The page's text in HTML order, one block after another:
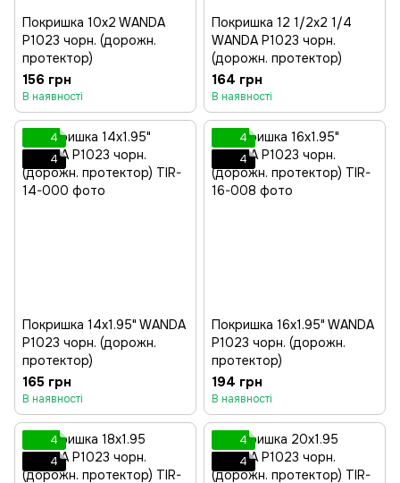
Покришка 10x2 WANDA
P1023 чорн. (дорожн.
протектор)
156 грн
В наявності
Покришка 12 1/2x2 1/4
WANDA P1023 чорн.
(дорожн. протектор)
164 грн
В наявності
4
4
Покришка 14x1.95" WANDA
P1023 чорн. (дорожн.
протектор)
165 грн
В наявності
4
4
Покришка 16x1.95" WANDA
P1023 чорн. (дорожн.
протектор)
194 грн
В наявності
4
4
4
4